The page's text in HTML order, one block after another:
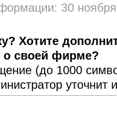
30
Хотите
своей фирме?
(до 1000